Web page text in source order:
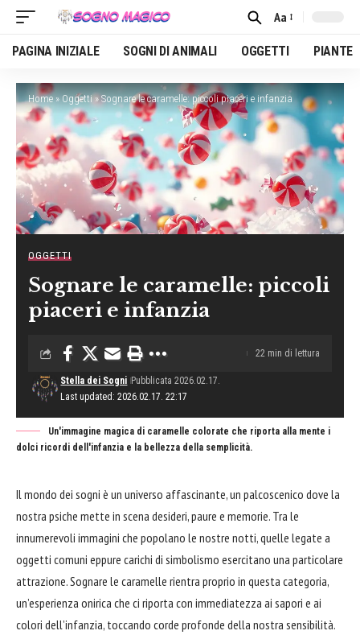
Font
Resizer
Aa
PAGINA INIZIALE SOGNI DI ANIMALI OGGETTI PIANTE
Home»Oggetti»Sognare le caramelle: piccoli piaceri e infanzia
OGGETTI
Sognare le caramelle: piccoli
piaceri e infanzia
Last updated: 2026.02.17. 22:17
Stella dei Sogni Pubblicata 2026.02.17.
22 min di lettura
Un'immagine magica di caramelle colorate che riporta alla mente i
dolci ricordi dell'infanzia e la bellezza della semplicità.
Il mondo dei sogni è un universo affascinante, un palcoscenico dove la
nostra psiche mette in scena desideri, paure e memorie. Tra le
innumerevoli immagini che popolano le nostre notti, quelle legate a
oggetti comuni eppure carichi di simbolismo esercitano una particolare
attrazione. Sognare le caramelle rientra proprio in questa categoria,
un’esperienza onirica che ci riporta con immediatezza ai sapori e ai
colori dell’infanzia, toccando corde profonde della nostra sensibilità.